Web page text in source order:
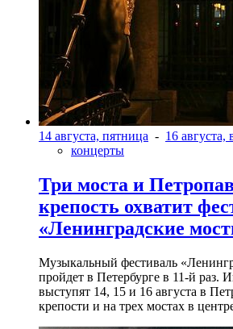
14 августа, пятница - 16 августа,
концерты
Три моста и
крепость охватит
«Ленинградские
Музыкальный фестиваль
пройдет в Петербурге в 11-й раз.
выступят 14, 15 и 16 августа в
крепости и на трех мостах в